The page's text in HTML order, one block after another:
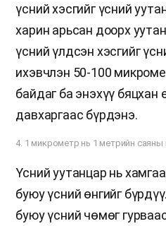
үсний хэсгийг үсний
харин арьсан доорх
үсний үлдсэн хэсгийг
ихэвчлэн 50-100
байдаг ба энэхүү бяцхан
давхаргаас бүрдэнэ.
4. 1 микрометр нь 1 метрийн саяны
Үсний уутанцар нь
буюу үсний өнгийг
буюу үсний чөмөг